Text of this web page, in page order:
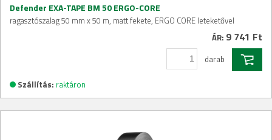
Defender EXA-TAPE BM 50 ERGO-CORE
ragasztószalag 50 mm x 50 m, matt fekete, ERGO CORE leteketővel
ÁR: 9 741 Ft
darab
Szállítás: raktáron